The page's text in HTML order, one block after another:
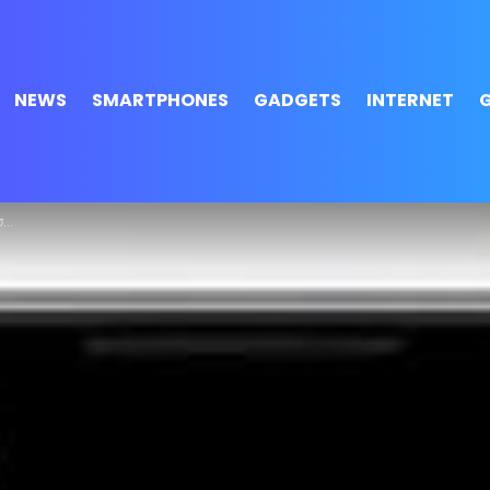
NEWS SMARTPHONES GADGETS INTERNET